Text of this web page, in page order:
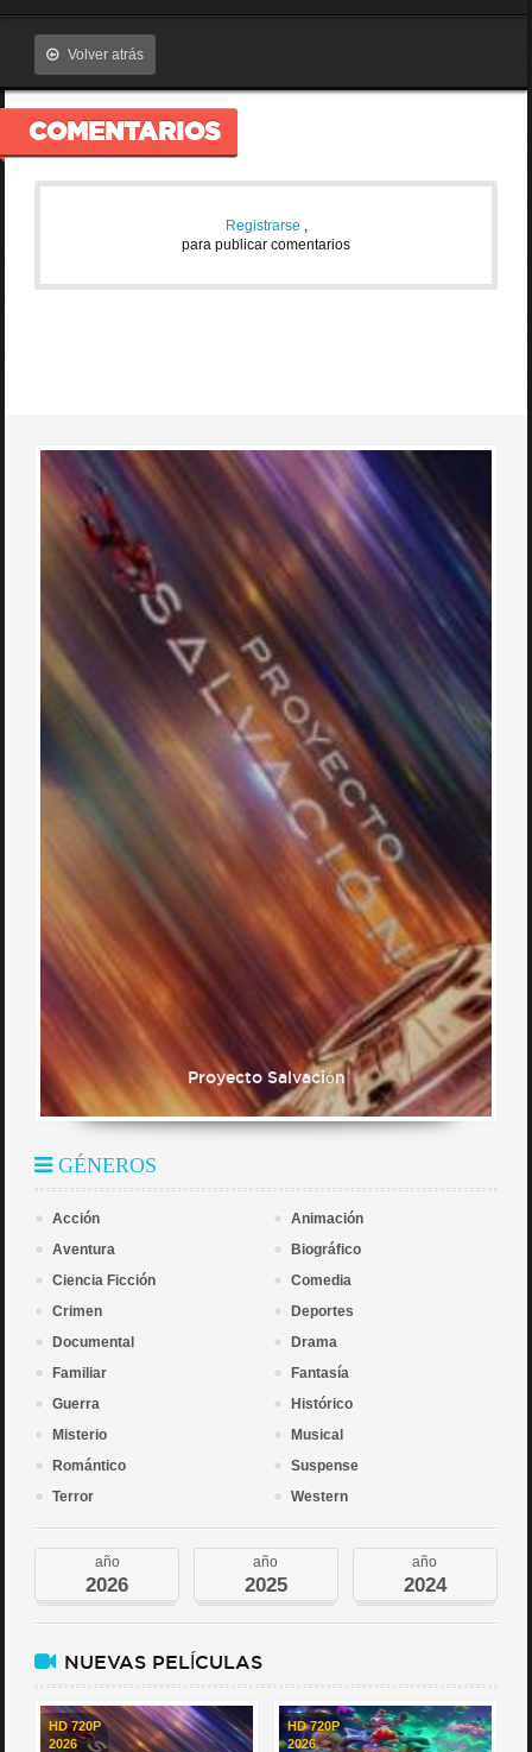
Volver atrás
COMENTARIOS
Registrarse ,
para publicar comentarios
Proyecto Salvación
GÉNEROS
Acción
Animación
Aventura
Biográfico
Ciencia Ficción
Comedia
Crimen
Deportes
Documental
Drama
Familiar
Fantasía
Guerra
Histórico
Misterio
Musical
Romántico
Suspense
Terror
Western
año
2026
año
2025
año
2024
NUEVAS PELÍCULAS
HD 720P
2026
HD 720P
2026